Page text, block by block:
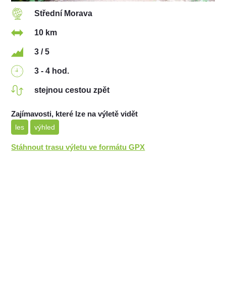
Střední Morava
10 km
3 / 5
3 - 4 hod.
stejnou cestou zpět
Zajímavosti, které lze na výletě vidět
les výhled
Stáhnout trasu výletu ve formátu GPX